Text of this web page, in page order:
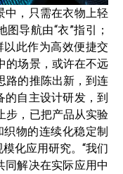
中，只需在衣物上轻
导航由“衣”指引；
以此作为高效便捷交
的场景，或许在不远
路的推陈出新，到连
的自主设计研发，到
步，已把产品从实验
织物的连续化稳定制
化应用研究。“我们
同解决在实际应用中